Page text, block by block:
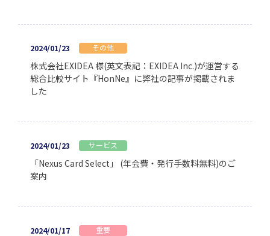
2024/01/23 その他
株式会社EXIDEA 様(英文表記：EXIDEA Inc.)が運営する
総合比較サイト『HonNe』に弊社の記事が掲載されま
した
2024/01/23 サービス
「Nexus Card Select」 (年会費・発行手数料無料)のご
案内
2024/01/17 重要